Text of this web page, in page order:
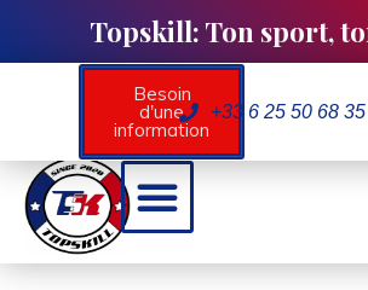
Topskill: Ton sport,
Besoin
d'une
information
+33 6 25 50 68 35